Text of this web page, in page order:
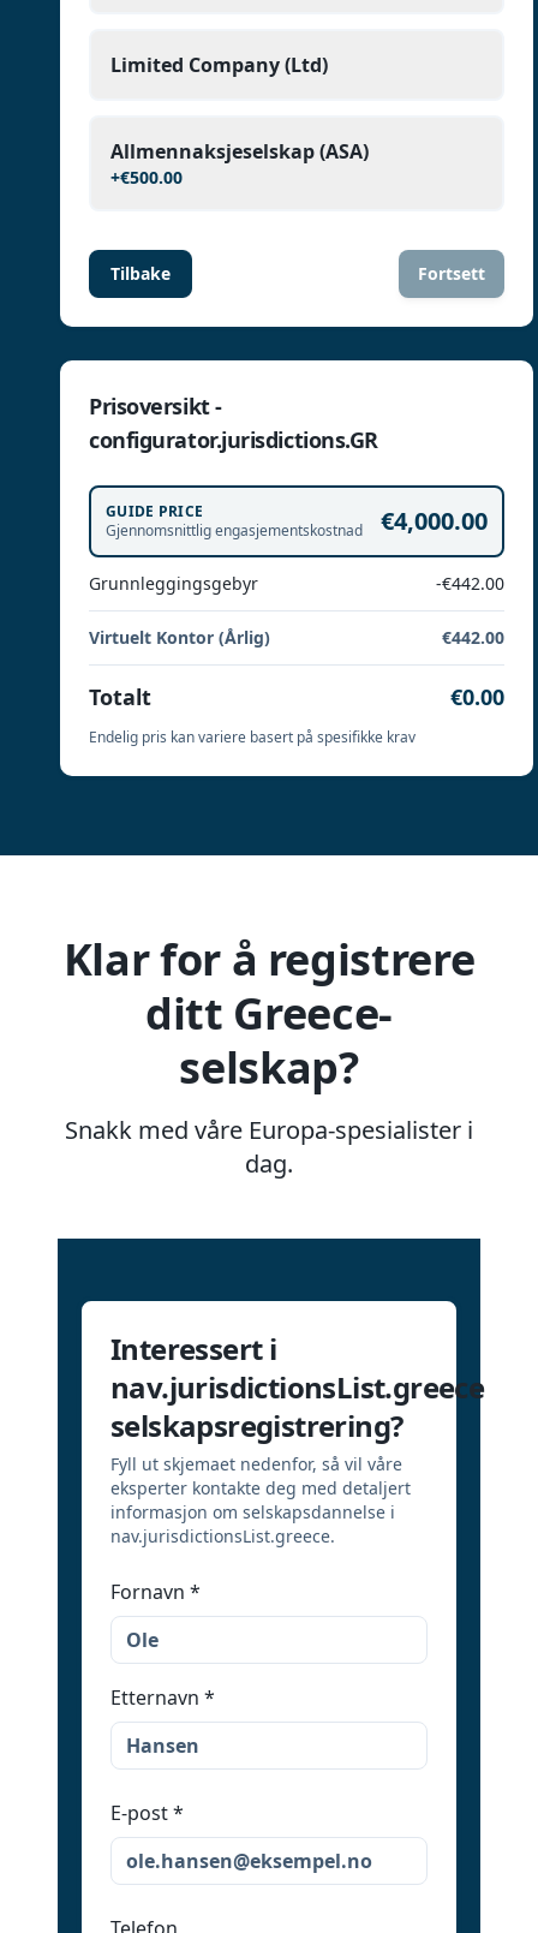
Limited Company (Ltd)
Allmennaksjeselskap (ASA)
+€500.00
Tilbake Fortsett
Prisoversikt -
configurator.jurisdictions.GR
GUIDE PRICE
Gjennomsnittlig engasjementskostnad
€4,000.00
Grunnleggingsgebyr -€442.00
Virtuelt Kontor (Årlig) €442.00
Totalt €0.00
Endelig pris kan variere basert på spesifikke krav
Klar for å registrere
ditt Greece-
selskap?
Snakk med våre Europa-spesialister i
dag.
Interessert i
nav.jurisdictionsList.greece
selskapsregistrering?
Fyll ut skjemaet nedenfor, så vil våre
eksperter kontakte deg med detaljert
informasjon om selskapsdannelse i
nav.jurisdictionsList.greece.
Fornavn *
Etternavn *
E-post*